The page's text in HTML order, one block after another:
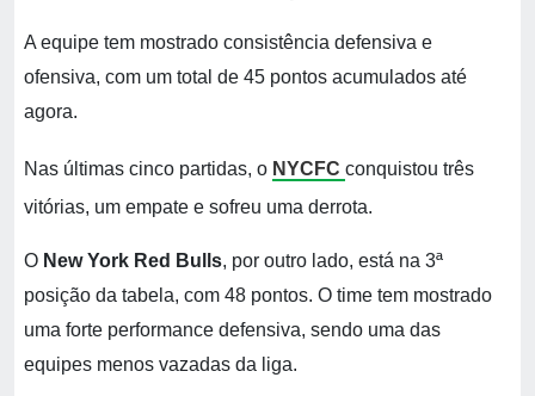
A equipe tem mostrado consistência defensiva e
ofensiva, com um total de 45 pontos acumulados até
agora.
Nas últimas cinco partidas, o NYCFC conquistou três
vitórias, um empate e sofreu uma derrota.
O New York Red Bulls, por outro lado, está na 3ª
posição da tabela, com 48 pontos. O time tem mostrado
uma forte performance defensiva, sendo uma das
equipes menos vazadas da liga.